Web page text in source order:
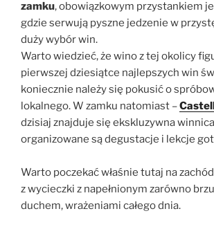
zamku, obowiązkowym przystankiem
gdzie serwują pyszne jedzenie w
duży wybór win.
Warto wiedzieć, że wino z tej okolicy
pierwszej dziesiątce najlepszych win
koniecznie należy się pokusić o
lokalnego. W zamku natomiast –
dzisiaj znajduje się ekskluzywna
organizowane są degustacje i lekcje
Warto poczekać właśnie tutaj na
z wycieczki z napełnionym zarówno
duchem, wrażeniami całego dnia.